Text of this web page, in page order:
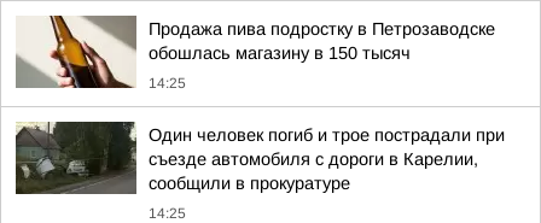
Продажа пива подростку в Петрозаводске
обошлась магазину в 150 тысяч
14:25
Один человек погиб и трое пострадали при
съезде автомобиля с дороги в Карелии,
сообщили в прокуратуре
14:25